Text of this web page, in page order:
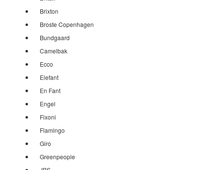
Brixton
Broste Copenhagen
Bundgaard
Camelbak
Ecco
Elefant
En Fant
Engel
Fixoni
Flamingo
Giro
Greenpeople